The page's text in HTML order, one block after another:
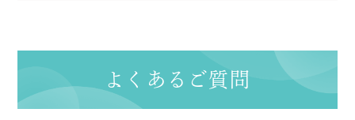
よくあるご質問